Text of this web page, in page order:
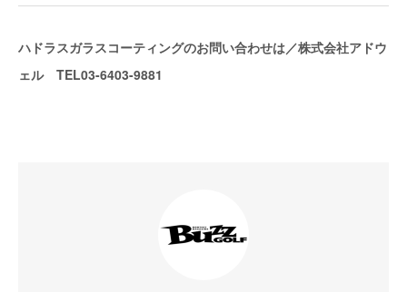
ハドラスガラスコーティングのお問い合わせは／株式会社アドウ
ェル TEL03-6403-9881